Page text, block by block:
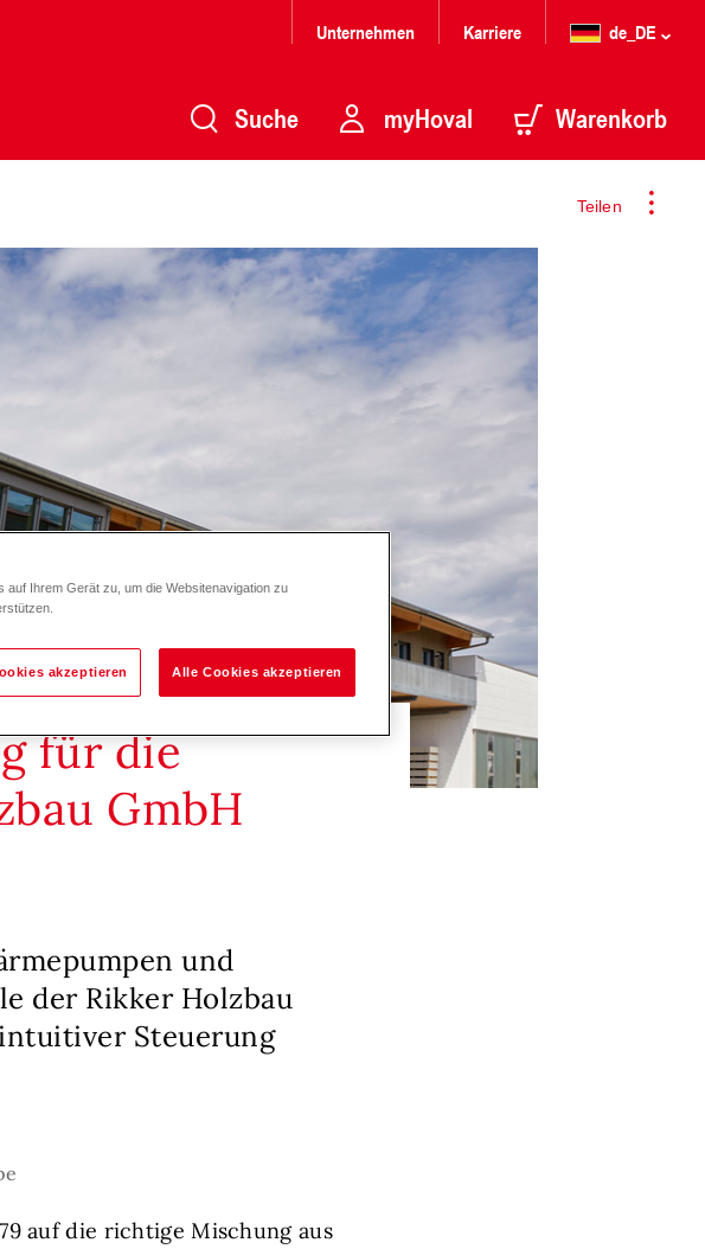
Unternehmen Karriere de_DE
Suche myHoval Warenkorb
Teilen
für die
GmbH
und
der Rikker Holzbau
Steuerung
auf die richtige Mischung aus
auf Ihrem Gerät zu, um die Websitenavigation zu
akzeptieren Alle Cookies akzeptieren